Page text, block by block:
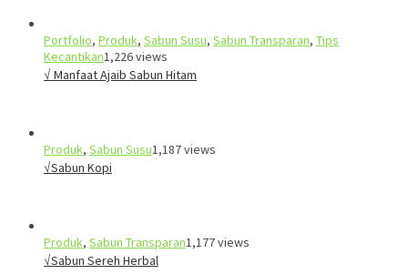
Portfolio, Produk, Sabun Susu, Sabun Transparan, Tips
Kecantikan1,226 views
√ Manfaat Ajaib Sabun Hitam
Produk, Sabun Susu1,187 views
√Sabun Kopi
Produk, Sabun Transparan1,177 views
√Sabun Sereh Herbal